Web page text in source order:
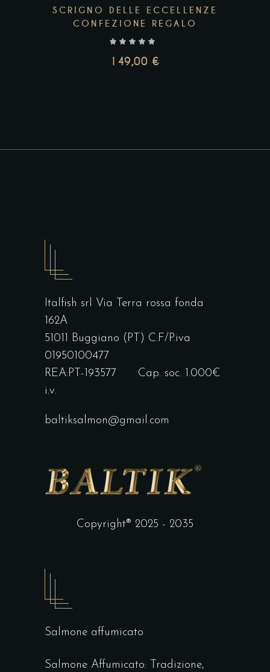
SCRIGNO DELLE ECCELLENZE
CONFEZIONE REGALO
149,00 €
Italfish srl Via Terra rossa fonda
162A
51011 Buggiano (PT) C.F/P.iva
01950100477
REA:PT-193577 Cap. soc. 1.000€
i.v.
baltiksalmon@gmail.com
Copyright® 2025 - 2035
Salmone affumicato
Salmone Affumicato: Tradizione,